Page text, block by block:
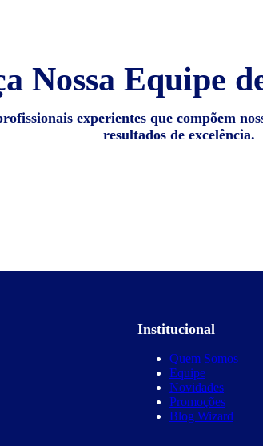
Nossa Equipe
experientes que compõem
resultados de excelência.
Institucional
Quem Somos
Equipe
Novidades
Promoções
Blog Wizard